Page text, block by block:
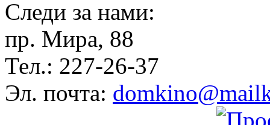
Следи за нами:
пр. Мира, 88
Тел.: 227-26-37
Эл. почта: